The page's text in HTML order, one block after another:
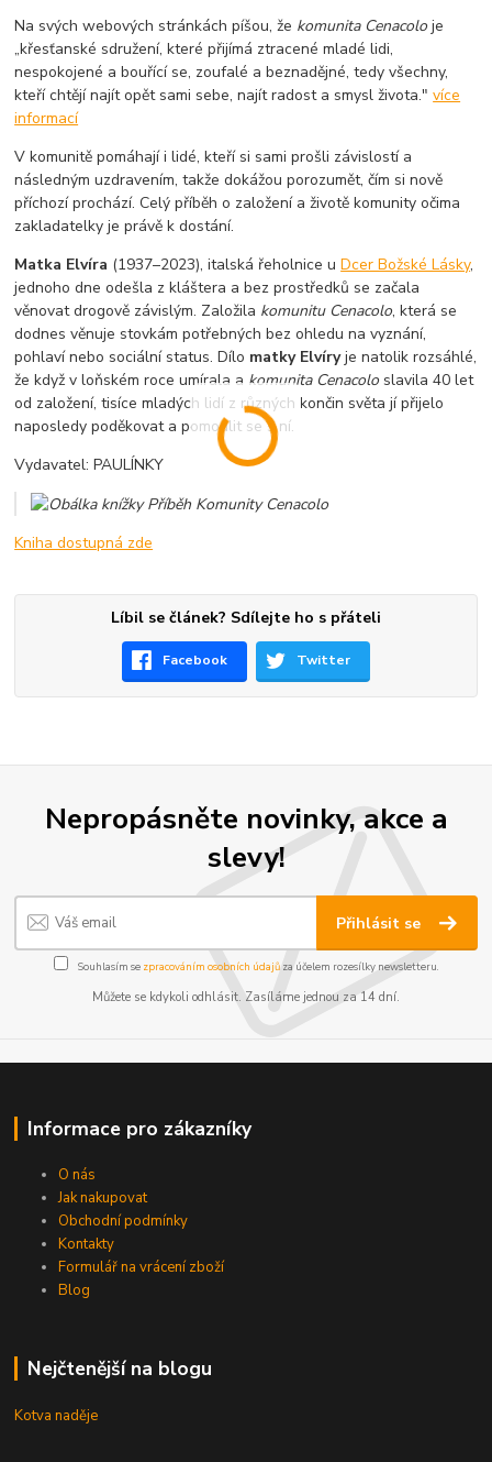
Na svých webových stránkách píšou, že komunita Cenacoloje
„křesťanské sdružení, které přijímá ztracené mladé lidi,
nespokojené a bouřící se, zoufalé a beznadějné, tedy všechny,
kteří chtějí najít opět sami sebe, najít radost a smysl života."více
informací
V komunitě pomáhají i lidé, kteří si sami prošli závislostí a
následným uzdravením, takže dokážou porozumět, čím si nově
příchozí prochází. Celý příběh o založení a životě komunity očima
zakladatelky je právě k dostání.
Matka Elvíra (1937–2023), italská řeholnice uDcer Božské Lásky,
jednoho dne odešla z kláštera a bez prostředků se začala
věnovat drogově závislým. Založila komunitu Cenacolo, která se
dodnes věnuje stovkám potřebných bez ohledu na vyznání,
pohlaví nebo sociální status. Dílo matky Elvíryje natolik rozsáhlé,
že když v loňském roce umírala a komunita Cenacolo slavila 40 let
od založení, tisíce mladých lidí z různých končin světa jí přijelo
naposledy poděkovat a pomodlit se s ní.
Vydavatel: PAULÍNKY
Kniha dostupná zde
Líbil se článek? Sdílejte ho s přáteli
Facebook Twitter
Nepropásněte novinky, akce a
slevy!
Přihlásit se
Souhlasím se zpracováním osobních údajůza účelem rozesílky newsletteru.
Můžete se kdykoli odhlásit. Zasíláme jednou za 14 dní.
Informace pro zákazníky
O nás
Jak nakupovat
Obchodní podmínky
Kontakty
Formulář na vrácení zboží
Blog
Nejčtenější na blogu
Kotva naděje